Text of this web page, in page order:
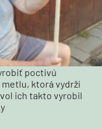
poctivú
ktorá vydrží
ich takto vyrobil